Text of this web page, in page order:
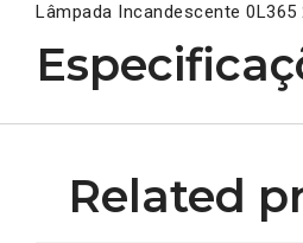
Lâmpada Incandescente 0L365
Related